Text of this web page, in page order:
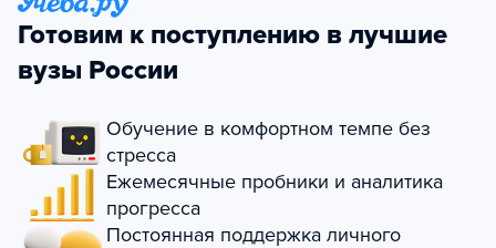
Готовим к поступлению в лучшие
вузы России
Обучение в комфортном темпе без
стресса
Ежемесячные пробники и аналитика
прогресса
Постоянная поддержка личного